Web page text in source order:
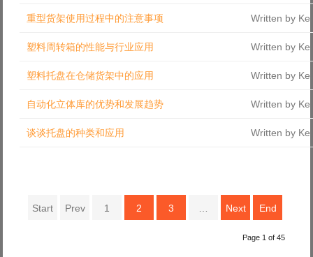
重型货架使用过程中的注意事项 Written by
塑料周转箱的性能与行业应用 Written by
塑料托盘在仓储货架中的应用 Written by
自动化立体库的优势和发展趋势 Written by
谈谈托盘的种类和应用 Written by
Start Prev 1 2 3 Next End
Page 1 of 45